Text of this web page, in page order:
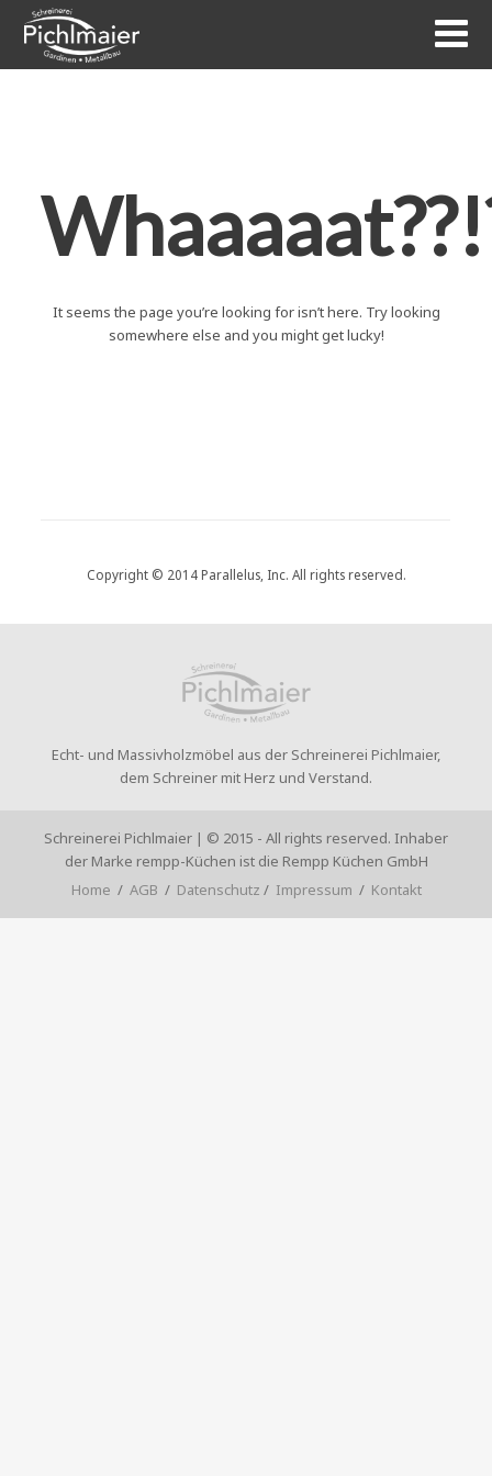
It seems the page you’re looking for isn’t here. Try looking
somewhere else and you might get lucky!
Copyright © 2014 Parallelus, Inc. All rights reserved.
Echt- und Massivholzmöbel aus der Schreinerei Pichlmaier,
dem Schreiner mit Herz und Verstand.
Schreinerei Pichlmaier | © 2015 - All rights reserved. Inhaber
der Marke rempp-Küchen ist die Rempp Küchen GmbH
Home / AGB / Datenschutz / Impressum / Kontakt